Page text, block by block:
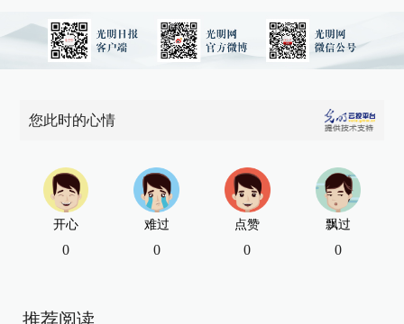
您此时的心情
开心
0
难过
0
点赞
0
飘过
0
推荐阅读